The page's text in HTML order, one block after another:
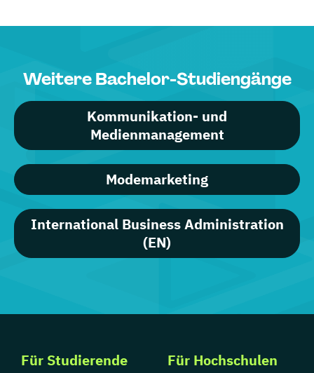
Weitere Bachelor-Studiengänge
Kommunikation- und
Medienmanagement
Modemarketing
International Business Administration
(EN)
Für Studierende Für Hochschulen